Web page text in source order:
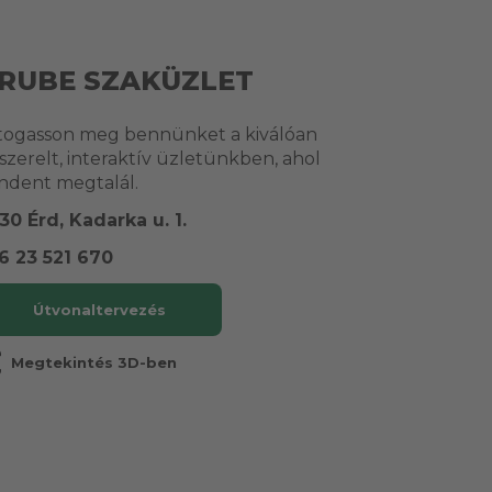
SZAKÜZLET
meg bennünket a kiválóan
interaktív üzletünkben, ahol
megtalál.
Érd, Kadarka u. 1.
23 521 670
Útvonaltervezés
Megtekintés 3D-ben